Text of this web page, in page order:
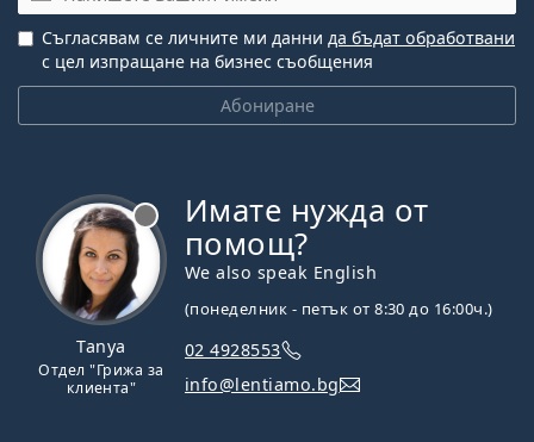
Абониране
Съгласявам се личните ми данни да бъдат обработвани
с цел изпращане на бизнес съобщения
Tanya
Отдел "Грижа за
клиента"
Имате нужда от
помощ?
We also speak English
(понеделник - петък от 8:30 до 16:00ч.)
02 4928553
info@lentiamo.bg